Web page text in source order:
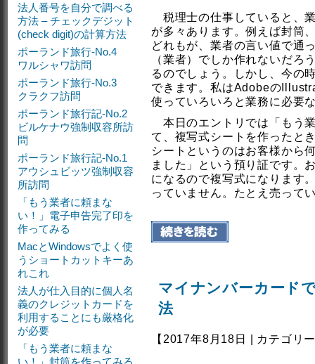
税理士の仕事していると、
が多々あります。例えば封筒
どれもが、業者の言い値で通
（業者）でしか作れないだろ
るのでしょう。しかし、今の
できます。私はAdobeの
使っていろいろと業務に必要
本日のエントリでは「もう
て、複写式シートを作ったと
シートというのはお客様から
ました」という預り証です。
になるので複写式になります
っていません。たとえ売って
マイナンバーカード
法
【2017年8月18日 | カテゴリ
法人番号を自分で調べる
方法 – チェックデジット
(check digit)の計算方法
ポーランド旅行-No.4
ワルシャワ訪問
ポーランド旅行-No.3
クラクフ訪問
ポーランド旅行記-No.2
ビルケナウ強制収容所訪
問
ポーランド旅行記-No.1
アウシュビッツ強制収容
所訪問
「もう業者に頼まな
い！」電子申告完了印を
作ってみる
MacとWindowsでよく使
うショートカットキーあ
れこれ
法人が仕入目的に個人名
義のクレジットカードを
利用することにも厳格化
が必要
「もう業者に頼まな
い！」封筒を作ってみる